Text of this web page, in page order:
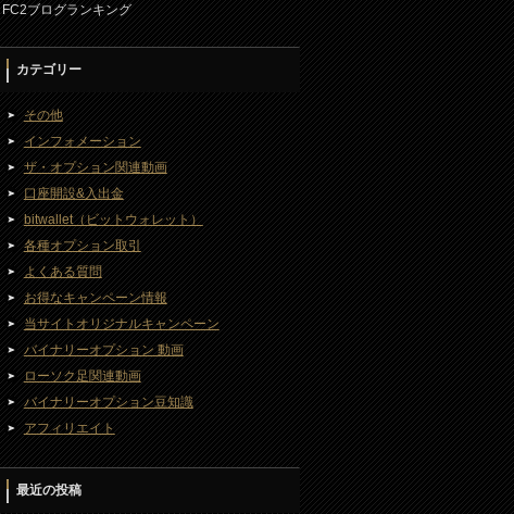
FC2ブログランキング
カテゴリー
その他
インフォメーション
ザ・オプション関連動画
口座開設&入出金
bitwallet（ビットウォレット）
各種オプション取引
よくある質問
お得なキャンペーン情報
当サイトオリジナルキャンペーン
バイナリーオプション 動画
ローソク足関連動画
バイナリーオプション豆知識
アフィリエイト
最近の投稿